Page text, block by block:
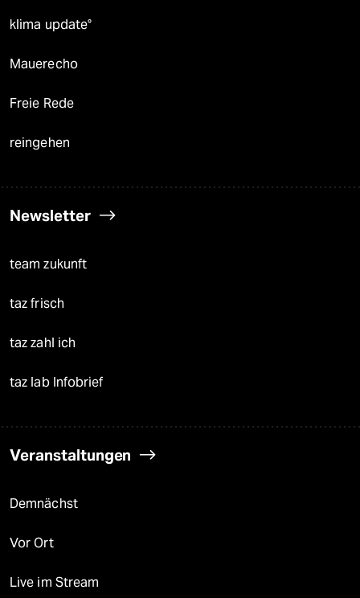
klima update°
Mauerecho
Freie Rede
reingehen
Newsletter
team zukunft
taz frisch
taz zahl ich
taz lab Infobrief
Veranstaltungen
Demnächst
Vor Ort
Live im Stream